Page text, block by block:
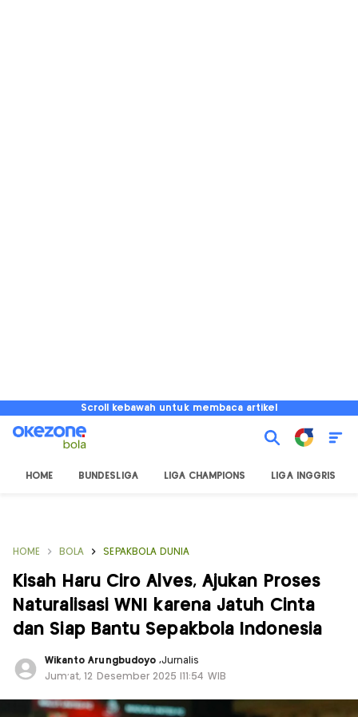
Scroll kebawah untuk membaca artikel
HOME BUNDESLIGA LIGA CHAMPIONS LIGA INGGRIS
HOME BOLA SEPAKBOLA DUNIA
Kisah Haru Ciro Alves, Ajukan Proses
Naturalisasi WNI karena Jatuh Cinta
dan Siap Bantu Sepakbola Indonesia
Wikanto Arungbudoyo ,Jurnalis
Jum'at, 12 Desember 2025 |11:54 WIB